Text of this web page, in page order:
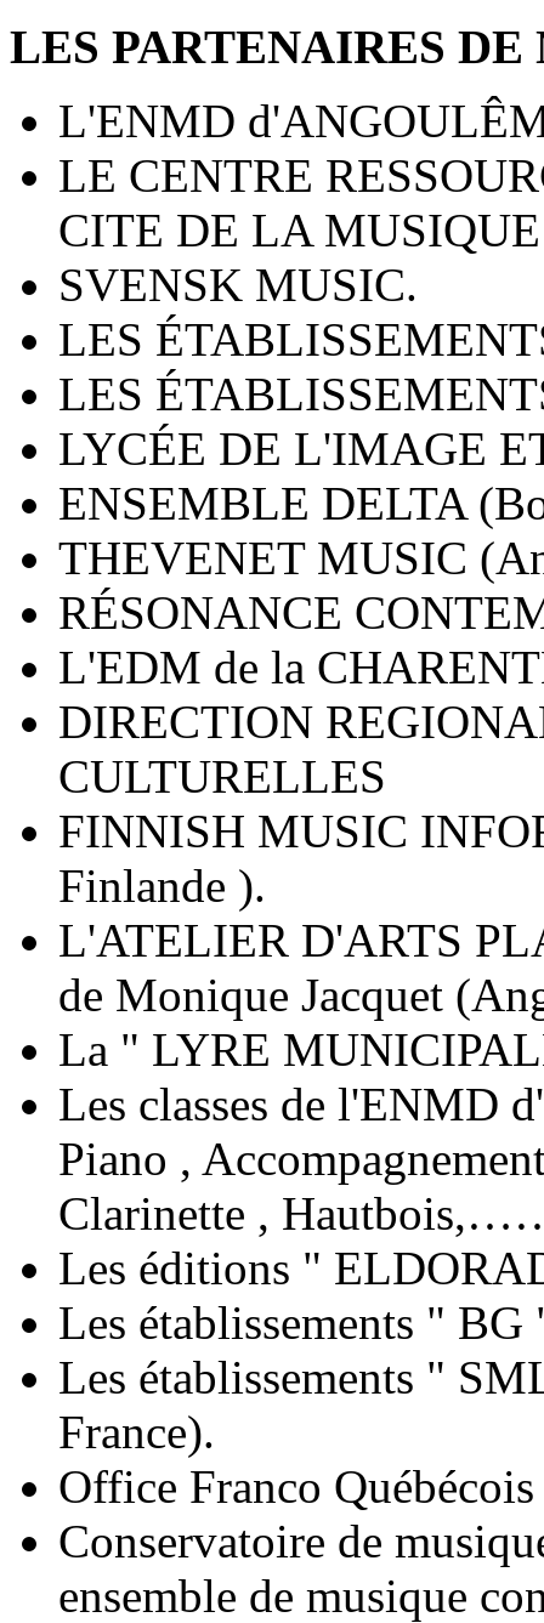
LES PARTENAIRES
L'ENMD
LE CENTRE
CITE DE LA
SVENSK MUSIC.
LES
LES
LYCÉE DE L'IMAGE
ENSEMBLE DELTA
THEVENET MUSIC
RÉSONANCE
L'EDM de la
DIRECTION
CULTURELLES
FINNISH MUSIC
Finlande ).
L'ATELIER D'ARTS
de Monique Jacquet
La " LYRE
Les classes de l'ENMD
Piano ,
Clarinette ,
Les éditions "
Les établissements "
Les établissements "
France).
Office Franco
Conservatoire de
ensemble de musique